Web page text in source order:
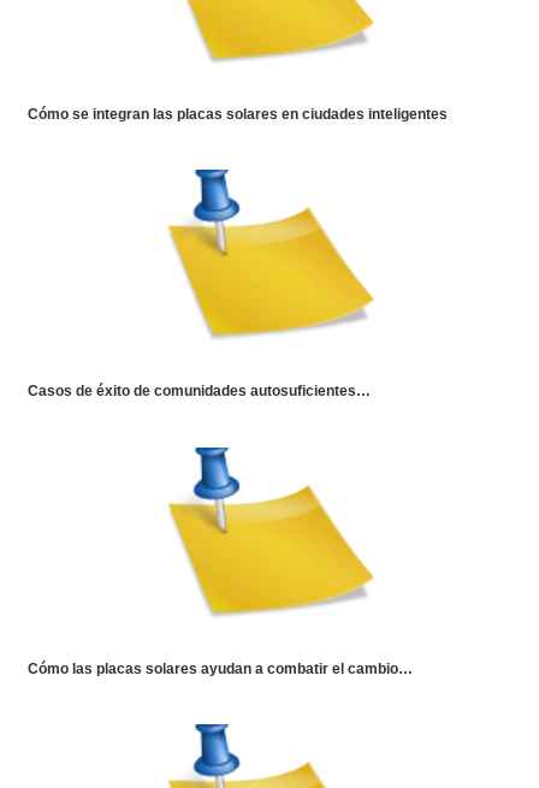
Cómo se integran las placas solares en ciudades inteligentes
Casos de éxito de comunidades autosuficientes…
Cómo las placas solares ayudan a combatir el cambio…